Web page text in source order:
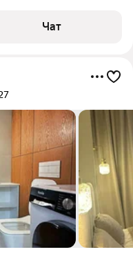
Чат